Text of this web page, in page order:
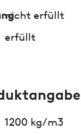
nicht erfüllt
erfüllt
1200 kg/m3